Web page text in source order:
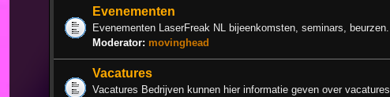
Evenementen
Evenementen LaserFreak NL bijeenkomsten, seminars, beurzen.
Moderator: movinghead
Vacatures
Vacatures Bedrijven kunnen hier informatie geven over vacatures.